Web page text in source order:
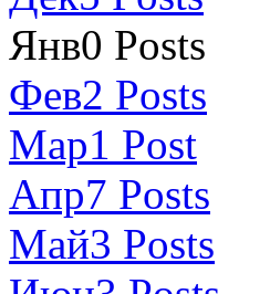
Янв0 Posts
Фев2 Posts
Мар1 Post
Апр7 Posts
Май3 Posts